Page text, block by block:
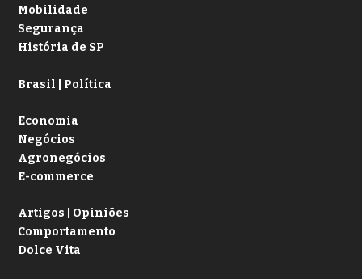
Mobilidade
Segurança
História de SP
Brasil | Política
Economia
Negócios
Agronegócios
E-commerce
Artigos | Opiniões
Comportamento
Dolce Vita